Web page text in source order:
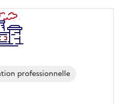
professionnelle